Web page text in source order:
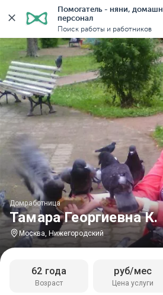
Помогатель - няни,
персонал
Поиск работы и работников
Главная Домработницы
Тамара Георгиевна К.
Домработница
Москва, Нижегородский
Возраст
62 года
Цена услуги
руб/мес